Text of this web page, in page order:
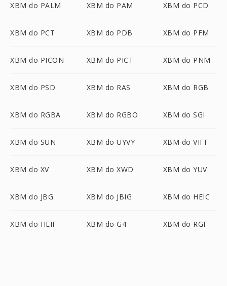
XBM do PALM XBM do PAM XBM do PCD
XBM do PCT XBM do PDB XBM do PFM
XBM do PICON XBM do PICT XBM do PNM
XBM do PSD XBM do RAS XBM do RGB
XBM do RGBA XBM do RGBO XBM do SGI
XBM do SUN XBM do UYVY XBM do VIFF
XBM do XV XBM do XWD XBM do YUV
XBM do JBG XBM do JBIG XBM do HEIC
XBM do HEIF XBM do G4 XBM do RGF